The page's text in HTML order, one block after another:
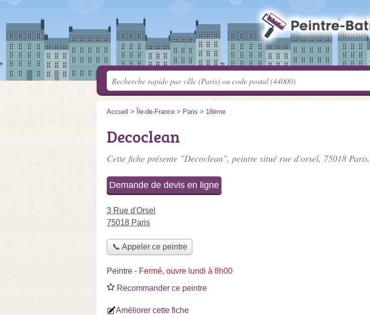
Accueil > Île-de-France > Paris > 18ème
Decoclean
Cette fiche présente "Decoclean", peintre situé rue d'orsel, 75018 Paris.
Demande de devis en ligne
3 Rue d'Orsel
75018 Paris
📞 Appeler ce peintre
Peintre - Fermé, ouvre lundi à 8h00
Recommander ce peintre
Améliorer cette fiche